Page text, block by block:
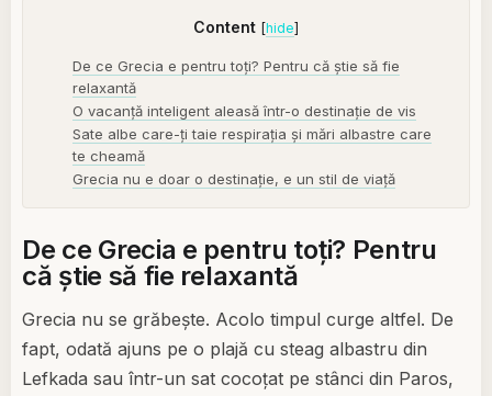
Content [hide]
De ce Grecia e pentru toți? Pentru că știe să fie
relaxantă
O vacanță inteligent aleasă într-o destinație de vis
Sate albe care-ți taie respirația și mări albastre care
te cheamă
Grecia nu e doar o destinație, e un stil de viață
De ce Grecia e pentru toți? Pentru
că știe să fie relaxantă
Grecia nu se grăbește. Acolo timpul curge altfel. De
fapt, odată ajuns pe o plajă cu steag albastru din
Lefkada sau într-un sat cocoțat pe stânci din Paros,